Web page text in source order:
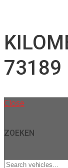
73189
Close
ZOEKEN